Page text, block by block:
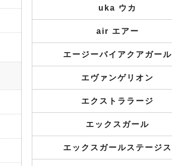
uka ウカ
air エアー
エージーバイアクアガール
エヴァンゲリオン
エクストララージ
エックスガール
エックスガールステージス